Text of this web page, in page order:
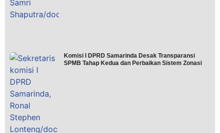
Komisi I DPRD Samarinda Desak Transparansi
SPMB Tahap Kedua dan Perbaikan Sistem Zonasi